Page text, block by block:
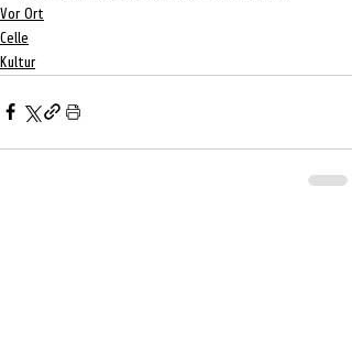
Vor Ort
Celle
Kultur